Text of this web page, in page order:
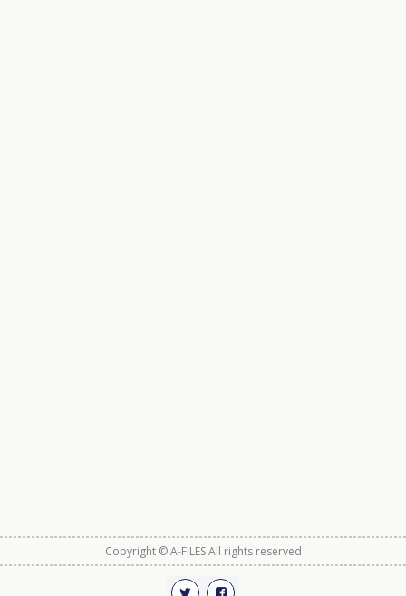
Copyright © A-FILES All rights reserved